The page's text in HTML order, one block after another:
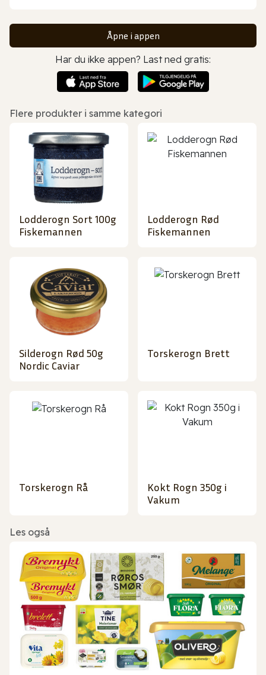
Åpne i appen
Har du ikke appen? Last ned gratis:
Flere produkter i samme kategori
Lodderogn Sort 100g
Fiskemannen
Lodderogn Rød
Fiskemannen
Silderogn Rød 50g
Nordic Caviar
Torskerogn Brett
Torskerogn Rå
Kokt Rogn 350g i
Vakum
Les også